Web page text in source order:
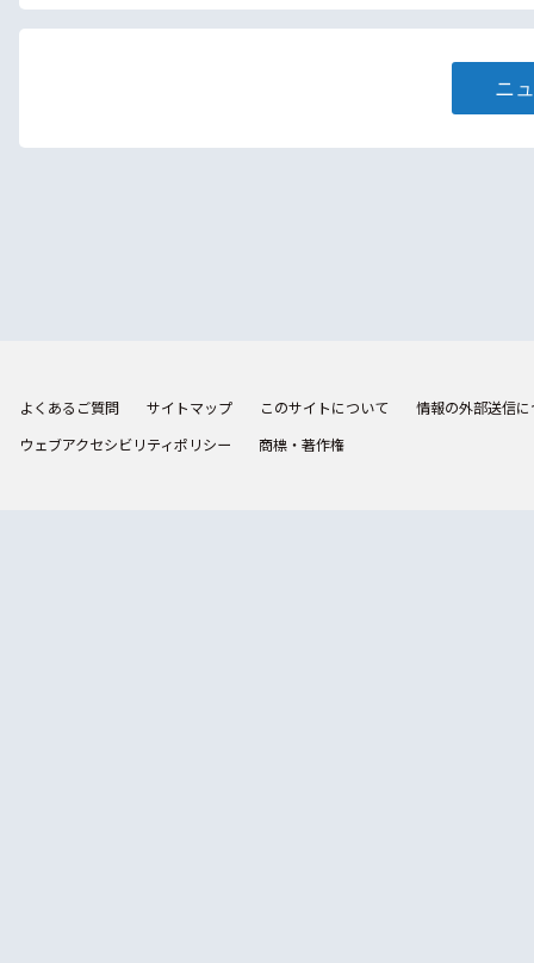
ニ
よくあるご質問 サイトマップ このサイトについて
情報の外部送信
ウェブアクセシビリティポリシー
商標・著作権